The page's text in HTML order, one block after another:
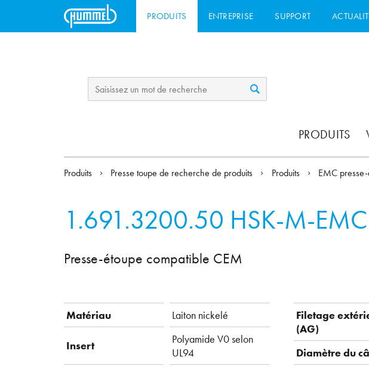
PRODUITS ENTREPRISE SUPPORT
PRODUITS
Produits Presse toupe de recherche de produits Produits EMC
1.691.3200.50 HSK-M-
Presse-étoupe compatible CEM
Matériau Laiton nickelé
Insert
Polyamide V0 selon
UL94
Filetage
(AG)
Diamètre du